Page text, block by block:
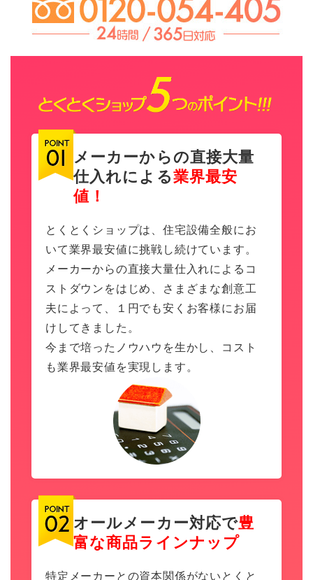
メーカーからの直接大量
仕入れによる業界最安
値！
とくとくショップは、住宅設備全般にお
いて業界最安値に挑戦し続けています。
メーカーからの直接大量仕入れによるコ
ストダウンをはじめ、さまざまな創意工
夫によって、１円でも安くお客様にお届
けしてきました。
今まで培ったノウハウを生かし、コスト
も業界最安値を実現します。
オールメーカー対応で豊
富な商品ラインナップ
特定メーカーとの資本関係がないとくと